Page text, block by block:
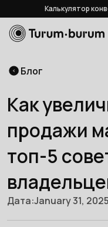
Калькулятор
Блог
Как
продажи
топ-5
Дата:January 31, 2025